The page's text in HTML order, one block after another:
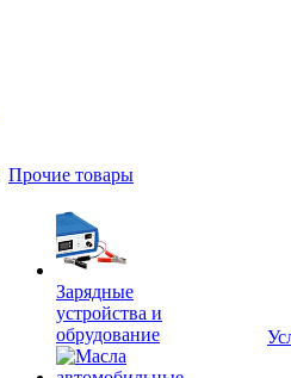
Прочие товары
Зарядные
устройства и
обрудование